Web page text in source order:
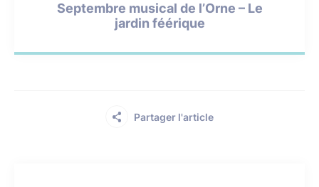
Septembre musical de l’Orne – Le
jardin féérique
Partager l'article